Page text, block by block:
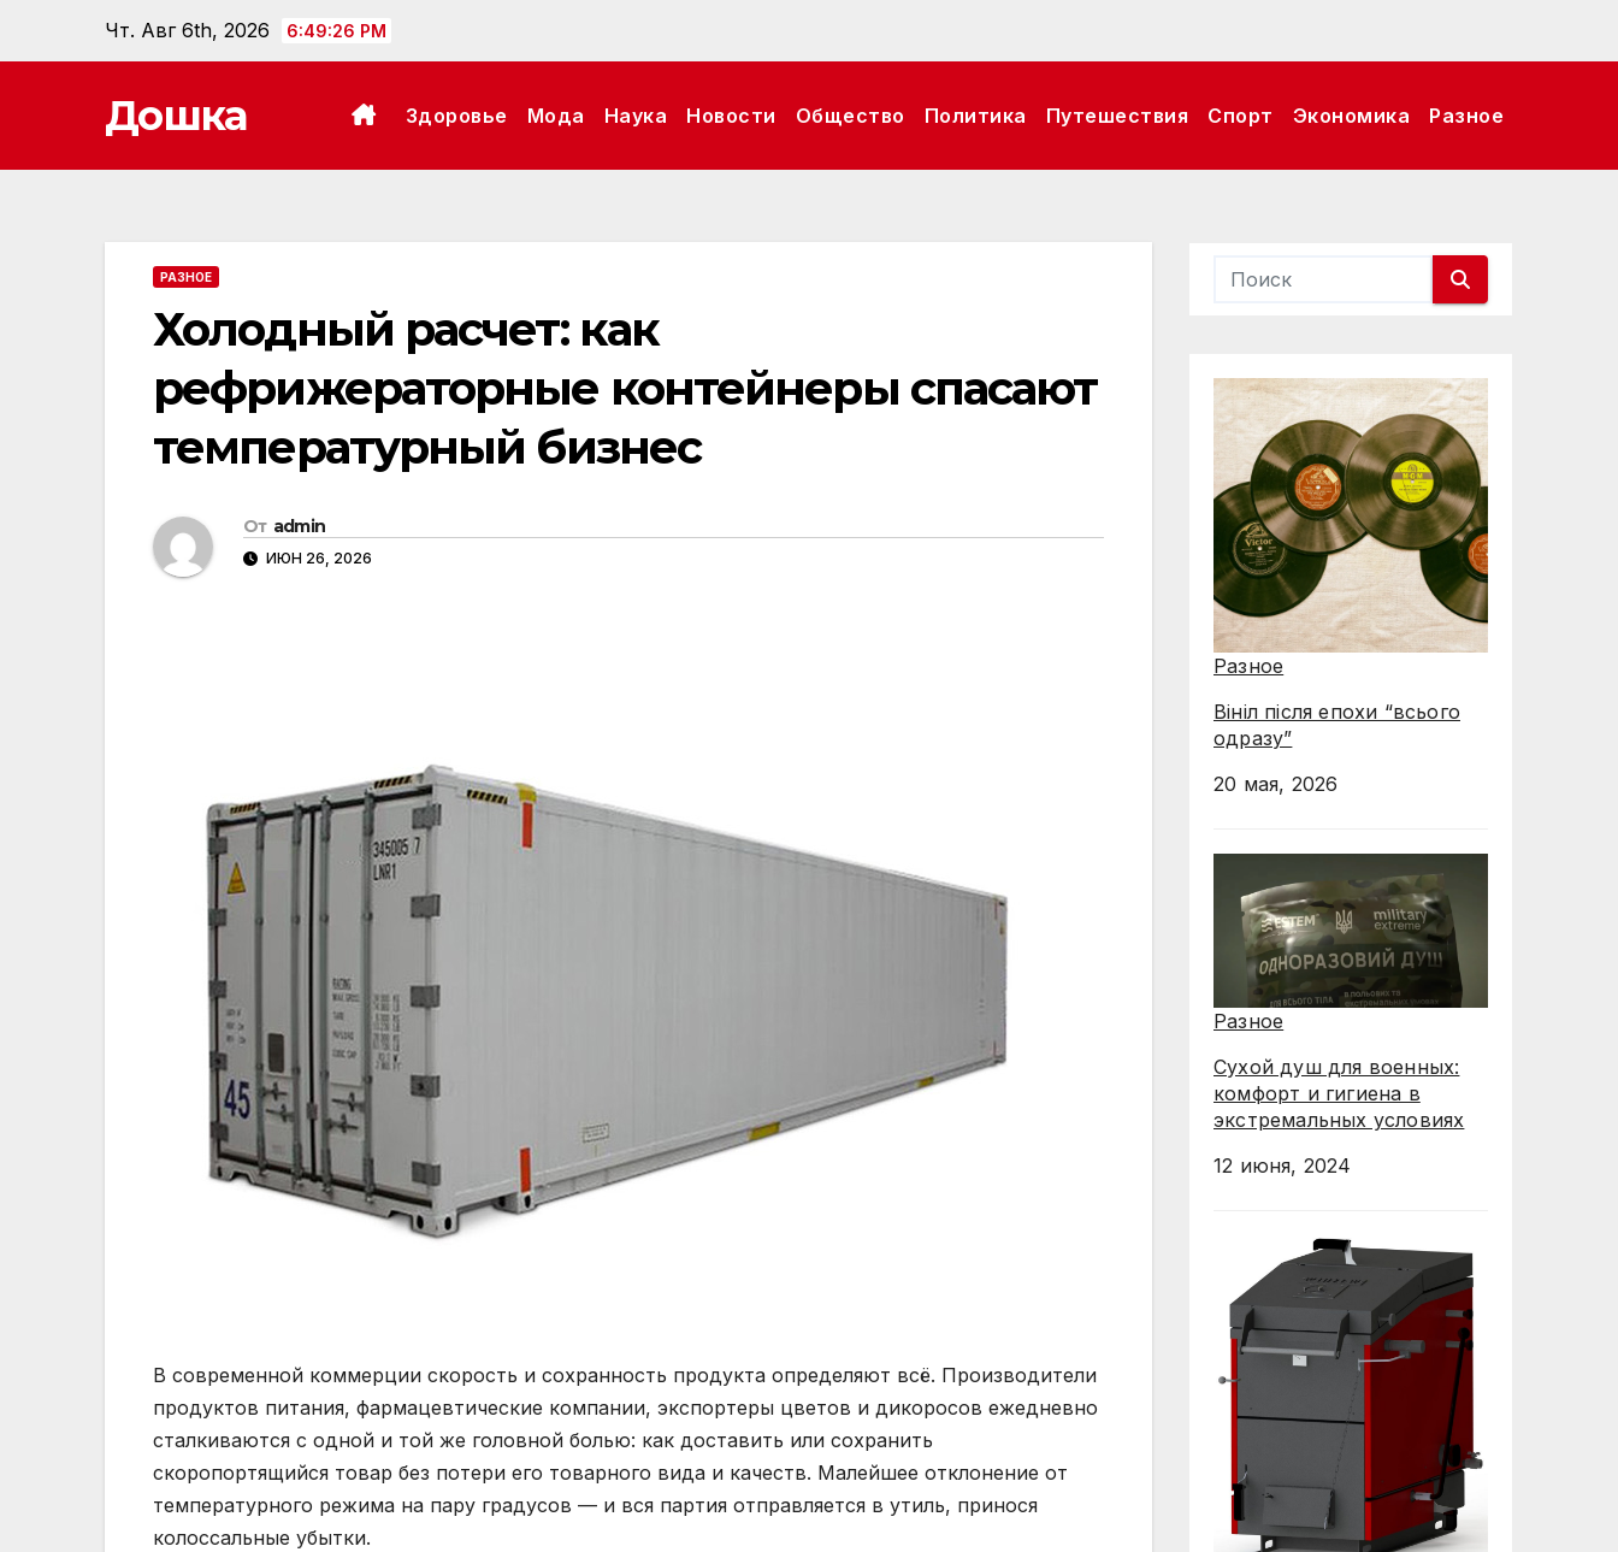
Чт. Авг 6th, 2026 6:49:27 PM
Дошка Здоровье Мода Наука Новости Общество Политика Путешествия Спорт Экономика Разное
РАЗНОЕ
Холодный расчет: как
рефрижераторные контейнеры спасают
температурный бизнес
От admin
ИЮН 26, 2026
В современной коммерции скорость и сохранность продукта определяют всё. Производители
продуктов питания, фармацевтические компании, экспортеры цветов и дикоросов ежедневно
сталкиваются с одной и той же головной болью: как доставить или сохранить
скоропортящийся товар без потери его товарного вида и качеств. Малейшее отклонение от
температурного режима на пару градусов — и вся партия отправляется в утиль, принося
колоссальные убытки.
Разное
Вініл після епохи “всього
одразу”
20 мая, 2026
Разное
Сухой душ для военных:
комфорт и гигиена в
экстремальных условиях
12 июня, 2024